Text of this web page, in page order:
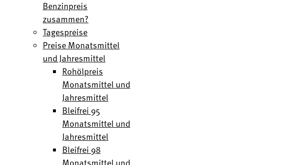
Benzinpreis
zusammen?
Tagespreise
Preise Monatsmittel
und Jahresmittel
Rohölpreis
Monatsmittel und
Jahresmittel
Bleifrei 95
Monatsmittel und
Jahresmittel
Bleifrei 98
Monatsmittel und